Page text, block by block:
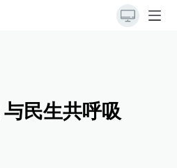
民生共呼吸